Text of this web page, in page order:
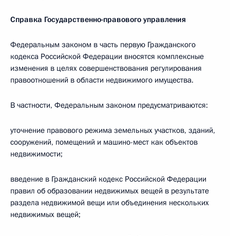
Справка Государственно-правового управления
Федеральным законом в часть первую Гражданского
кодекса Российской Федерации вносятся комплексные
изменения в целях совершенствования регулирования
правоотношений в области недвижимого имущества.
В частности, Федеральным законом предусматриваются:
уточнение правового режима земельных участков, зданий,
сооружений, помещений и машино-мест как объектов
недвижимости;
введение в Гражданский кодекс Российской Федерации
правил об образовании недвижимых вещей в результате
раздела недвижимой вещи или объединения нескольких
недвижимых вещей;